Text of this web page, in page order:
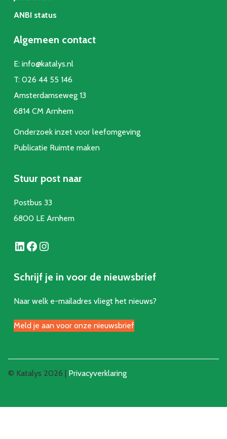
ANBI status
Algemeen contact
E: info@katalys.nl
T: 026 44 55 146
Amsterdamseweg 13
6814 CM Arnhem
Onderzoek inzet voor leefomgeving
Publicatie Ruimte maken
Stuur post naar
Postbus 33
6800 LE Arnhem
LinkedIn Facebook Instagram
Schrijf je in voor de nieuwsbrief
Naar welk e-mailadres vliegt het nieuws?
Meld je aan voor onze nieuwsbrief
© Katalys 2026 | Privacyverklaring